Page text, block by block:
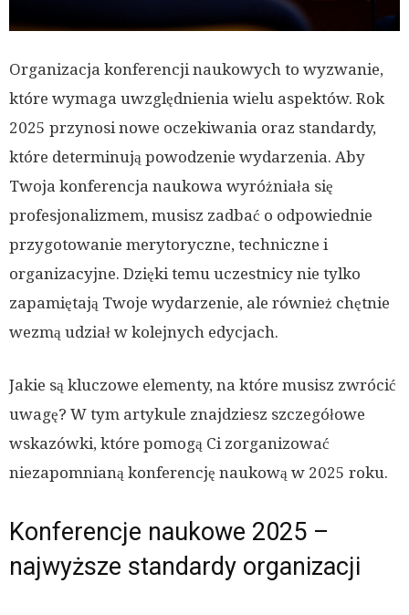
Organizacja konferencji naukowych to wyzwanie,
które wymaga uwzględnienia wielu aspektów. Rok
2025 przynosi nowe oczekiwania oraz standardy,
które determinują powodzenie wydarzenia. Aby
Twoja konferencja naukowa wyróżniała się
profesjonalizmem, musisz zadbać o odpowiednie
przygotowanie merytoryczne, techniczne i
organizacyjne. Dzięki temu uczestnicy nie tylko
zapamiętają Twoje wydarzenie, ale również chętnie
wezmą udział w kolejnych edycjach.
Jakie są kluczowe elementy, na które musisz zwrócić
uwagę? W tym artykule znajdziesz szczegółowe
wskazówki, które pomogą Ci zorganizować
niezapomnianą konferencję naukową w 2025 roku.
Konferencje naukowe 2025 –
najwyższe standardy organizacji